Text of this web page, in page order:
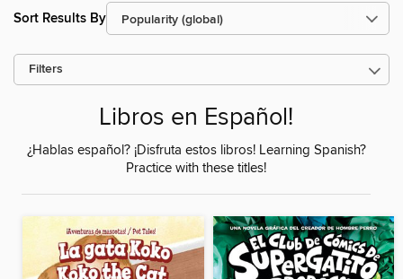
Sort Results By
Filters
Libros en Español!
¿Hablas español? ¡Disfruta estos libros! Learning Spanish?
Practice with these titles!